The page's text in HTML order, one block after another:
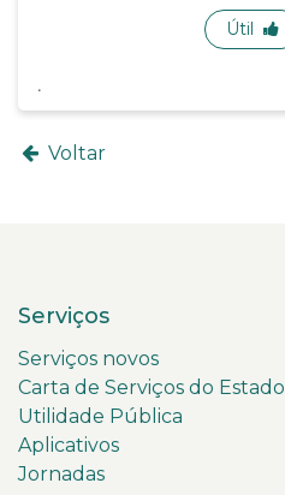
Útil
Voltar
Serviços
Serviços novos
Carta de Serviços do Estado
Utilidade Pública
Aplicativos
Jornadas